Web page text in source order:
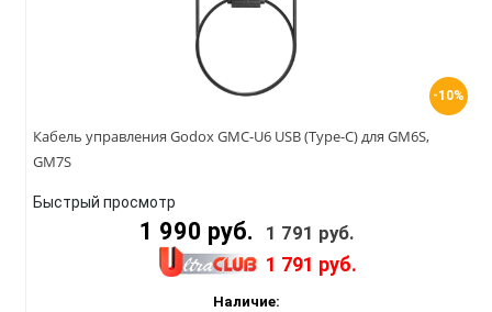
-10%
Кабель управления Godox GMC-U6 USB (Type-C) для GM6S,
GM7S
Быстрый просмотр
1 990 руб. 1 791 руб.
1 791 руб.
Наличие: